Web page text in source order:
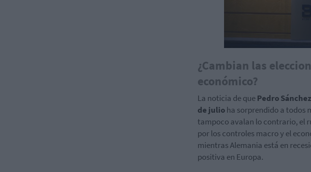
¿Cambian las
económico?
La noticia de quePedro
de julioha sorprendido a todos
tampoco avalan lo contrario, el
por los controles macro y el
mientras Alemania está en
positiva en Europa.